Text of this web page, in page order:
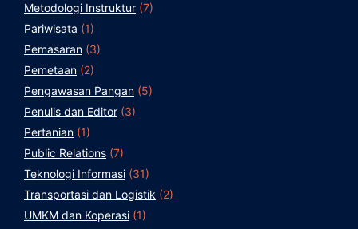
Metodologi Instruktur (7)
Pariwisata (1)
Pemasaran (3)
Pemetaan (2)
Pengawasan Pangan (5)
Penulis dan Editor (3)
Pertanian (1)
Public Relations (7)
Teknologi Informasi (31)
Transportasi dan Logistik (2)
UMKM dan Koperasi (1)